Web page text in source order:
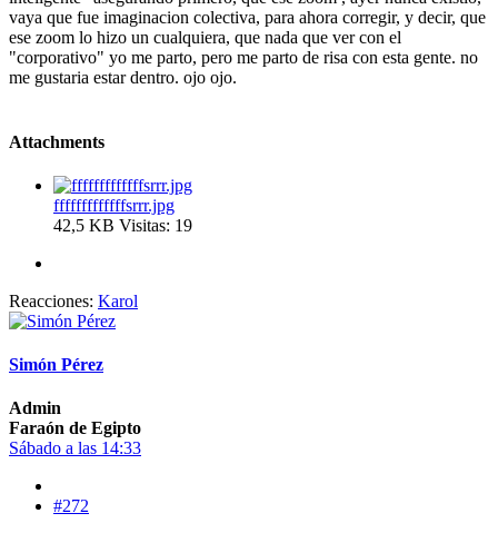
vaya que fue imaginacion colectiva, para ahora corregir, y decir, que
ese zoom lo hizo un cualquiera, que nada que ver con el
"corporativo" yo me parto, pero me parto de risa con esta gente. no
me gustaria estar dentro. ojo ojo.
Attachments
fffffffffffffsrrr.jpg
42,5 KB Visitas: 19
Reacciones: Karol
Simón Pérez
Admin
Faraón de Egipto
Sábado a las 14:33
#272